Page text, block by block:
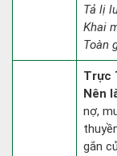
Tả lị
Khai
Toàn
Trực
Nên
nợ,
gắn